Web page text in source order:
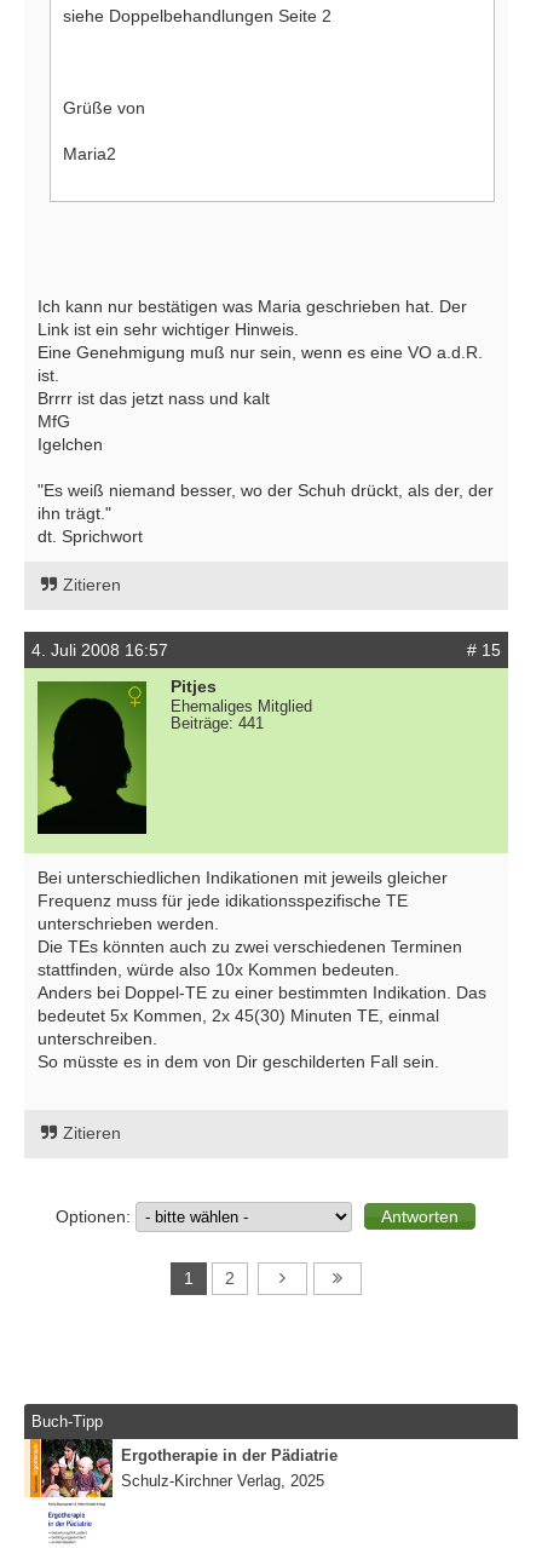
siehe Doppelbehandlungen Seite 2
Grüße von
Maria2
Ich kann nur bestätigen was Maria geschrieben hat. Der
Link ist ein sehr wichtiger Hinweis.
Eine Genehmigung muß nur sein, wenn es eine VO a.d.R.
ist.
Brrrr ist das jetzt nass und kalt
MfG
Igelchen
"Es weiß niemand besser, wo der Schuh drückt, als der, der
ihn trägt."
dt. Sprichwort
Zitieren
4. Juli 2008 16:57
# 15
Pitjes
Ehemaliges Mitglied
Beiträge: 441
Bei unterschiedlichen Indikationen mit jeweils gleicher
Frequenz muss für jede idikationsspezifische TE
unterschrieben werden.
Die TEs könnten auch zu zwei verschiedenen Terminen
stattfinden, würde also 10x Kommen bedeuten.
Anders bei Doppel-TE zu einer bestimmten Indikation. Das
bedeutet 5x Kommen, 2x 45(30) Minuten TE, einmal
unterschreiben.
So müsste es in dem von Dir geschilderten Fall sein.
Zitieren
Optionen:
1 2
Buch-Tipp
Ergotherapie in der Pädiatrie
Schulz-Kirchner Verlag, 2025